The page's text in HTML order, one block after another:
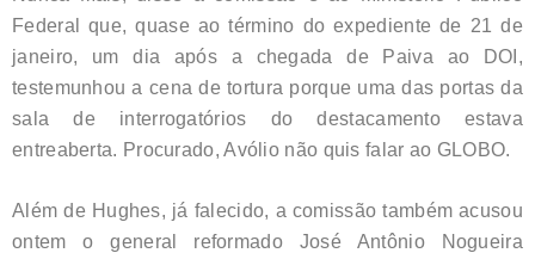
Federal que, quase ao término do expediente de 21 de
janeiro, um dia após a chegada de Paiva ao DOI,
testemunhou a cena de tortura porque uma das portas da
sala de interrogatórios do destacamento estava
entreaberta. Procurado, Avólio não quis falar ao GLOBO.
Além de Hughes, já falecido, a comissão também acusou
ontem o general reformado José Antônio Nogueira